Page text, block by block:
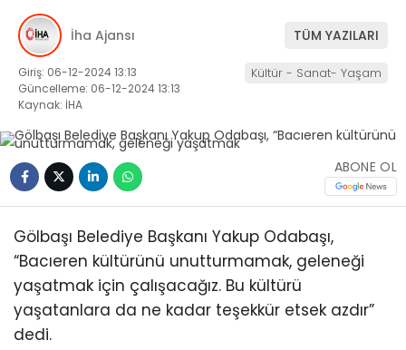
İha Ajansı TÜM YAZILARI
Giriş: 06-12-2024 13:13
Güncelleme: 06-12-2024 13:13
Kaynak: İHA
Kültür - Sanat- Yaşam
ABONE OL
Gölbaşı Belediye Başkanı Yakup Odabaşı,
“Bacıeren kültürünü unutturmamak, geleneği
yaşatmak için çalışacağız. Bu kültürü
yaşatanlara da ne kadar teşekkür etsek azdır”
dedi.